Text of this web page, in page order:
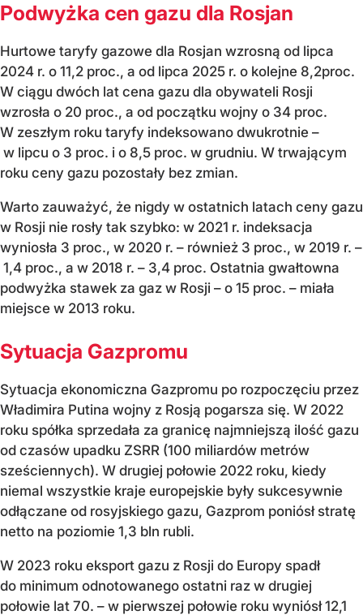
Podwyżka cen gazu dla Rosjan
Hurtowe taryfy gazowe dla Rosjan wzrosną od lipca
2024 r. o 11,2 proc., a od lipca 2025 r. o kolejne 8,2proc.
W ciągu dwóch lat cena gazu dla obywateli Rosji
wzrosła o 20 proc., a od początku wojny o 34 proc.
W zeszłym roku taryfy indeksowano dwukrotnie –
w lipcu o 3 proc. i o 8,5 proc. w grudniu. W trwającym
roku ceny gazu pozostały bez zmian.
Warto zauważyć, że nigdy w ostatnich latach ceny gazu
w Rosji nie rosły tak szybko: w 2021 r. indeksacja
wyniosła 3 proc., w 2020 r. – również 3 proc., w 2019 r. –
1,4 proc., a w 2018 r. – 3,4 proc. Ostatnia gwałtowna
podwyżka stawek za gaz w Rosji – o 15 proc. – miała
miejsce w 2013 roku.
Sytuacja Gazpromu
Sytuacja ekonomiczna Gazpromu po rozpoczęciu przez
Władimira Putina wojny z Rosją pogarsza się. W 2022
roku spółka sprzedała za granicę najmniejszą ilość gazu
od czasów upadku ZSRR (100 miliardów metrów
sześciennych). W drugiej połowie 2022 roku, kiedy
niemal wszystkie kraje europejskie były sukcesywnie
odłączane od rosyjskiego gazu, Gazprom poniósł stratę
netto na poziomie 1,3 bln rubli.
W 2023 roku eksport gazu z Rosji do Europy spadł
do minimum odnotowanego ostatni raz w drugiej
połowie lat 70. – w pierwszej połowie roku wyniósł 12,1